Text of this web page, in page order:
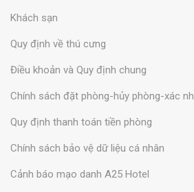
Khách sạn
Quy định về thú cưng
Điều khoản và Quy định chung
Chính sách đặt phòng-hủy phòng-xác
Quy định thanh toán tiền phòng
Chính sách bảo vệ dữ liệu cá nhân
Cảnh báo mạo danh A25 Hotel